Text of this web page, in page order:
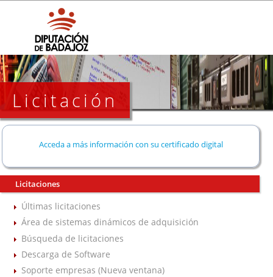
Licitación
Acceda a más información con su certificado digital
Licitaciones
Últimas licitaciones
Área de sistemas dinámicos de adquisición
Búsqueda de licitaciones
Descarga de Software
Soporte empresas (Nueva ventana)